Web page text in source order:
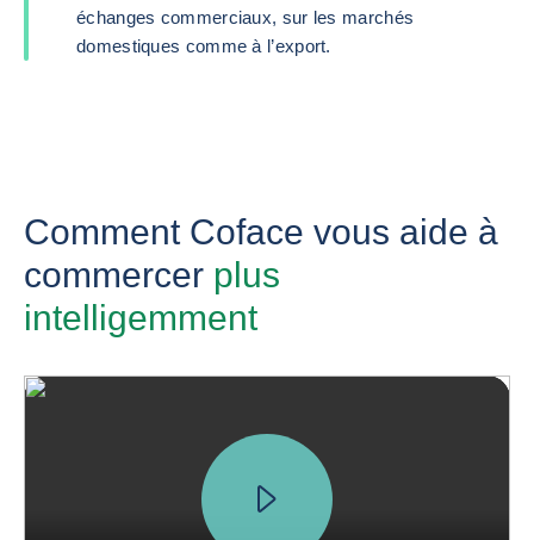
échanges commerciaux, sur les marchés
domestiques comme à l’export.
Comment Coface vous aide à
commercer plus
intelligemment